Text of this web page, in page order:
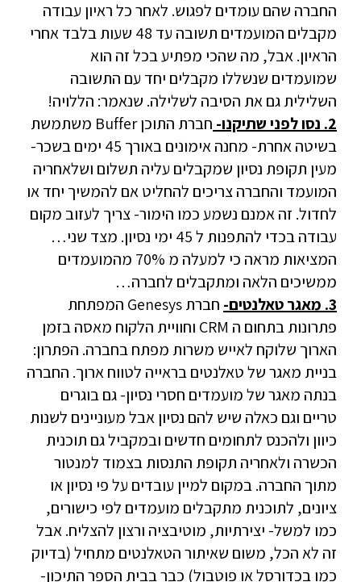
החברה שהם עומדים לפגוש. לאחר כל ראיון עבודה
מקבלים המועמדים תשובה עד 48 שעות בלבד אחרי
הראיון. אבל, מה שהכי מפתיע בכל זה הוא
שמועמדים שנשללו מקבלים יחד עם התשובה
השלילית גם את הסיבה לשלילה. שנאמר: הללויה!
2. נסו לפני שתיקנו-
חברת התוכן Buffer משתמשת
בשיטה אחרת- מחנה אימונים באורך 45 ימים בשכר-
מעין תקופת נסיון שמקבלים עליה תשלום ושלאחריה
המועמד והחברה צריכים להחליט אם להמשיך יחד או
לחדול. זה אמנם נשמע כמו הימור- צריך לעזוב מקום
עבודה בכדי להתפנות ל 45 ימי נסיון. מצד שני…
המציאות מראה כי למעלה מ 70% מהמועמדים
ממשיכים הלאה ומתקבלים לחברה…
3. מאגר טאלנטים-
חברת Genesys המפתחת
פתרונות בתחום ה CRM וחוויית הלקוח מאסה בזמן
הארוך שלוקח לאייש משרות מפתח בחברה. הפתרון:
בניית מאגר של טאלנטים בראייה לטווח ארוך. החברה
בנתה מאגר של מועמדים חסרי נסיון- גם בוגרים
טריים וגם כאלה שיש להם נסיון אבל מעוניינים לשנות
כיוון ולהכנס לתחומים חדשים ובמקביל גם תוכנית
הכשרה ולאחריה תקופת התנסות בצמוד למנטור
מתוך החברה. במקום למיין עובדים על פי נסיון או
ציונים, לתוכנית מתקבלים מועמדים לפי כישורים,
כמו למשל- יצירתיות, מוטיבציה ורצון להצליח. אבל
זה לא הכל, משום שאיתור הטאלנטים מתחיל (בדיוק
כמו בכדורסל או פוטבול) כבר בבית הספר התיכון-